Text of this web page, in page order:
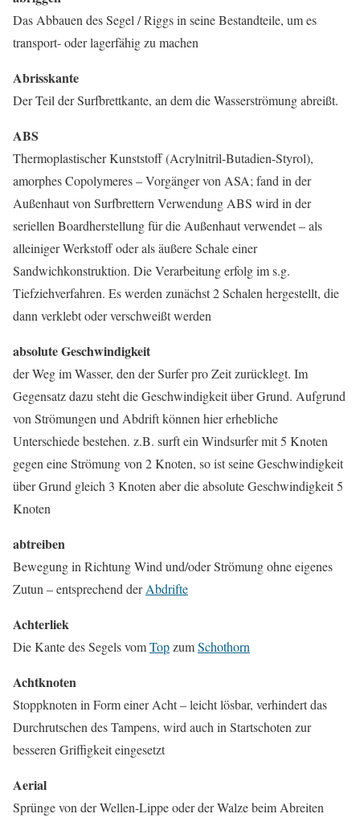
Das Abbauen des Segel / Riggs in seine Bestandteile, um es
transport- oder lagerfähig zu machen
Abrisskante
Der Teil der Surfbrettkante, an dem die Wasserströmung abreißt.
ABS
Thermoplastischer Kunststoff (Acrylnitril-Butadien-Styrol),
amorphes Copolymeres – Vorgänger von ASA; fand in der
Außenhaut von Surfbrettern Verwendung ABS wird in der
seriellen Boardherstellung für die Außenhaut verwendet – als
alleiniger Werkstoff oder als äußere Schale einer
Sandwichkonstruktion. Die Verarbeitung erfolg im s.g.
Tiefziehverfahren. Es werden zunächst 2 Schalen hergestellt, die
dann verklebt oder verschweißt werden
absolute Geschwindigkeit
der Weg im Wasser, den der Surfer pro Zeit zurücklegt. Im
Gegensatz dazu steht die Geschwindigkeit über Grund. Aufgrund
von Strömungen und Abdrift können hier erhebliche
Unterschiede bestehen. z.B. surft ein Windsurfer mit 5 Knoten
gegen eine Strömung von 2 Knoten, so ist seine Geschwindigkeit
über Grund gleich 3 Knoten aber die absolute Geschwindigkeit 5
Knoten
abtreiben
Bewegung in Richtung Wind und/oder Strömung ohne eigenes
Zutun – entsprechend derAbdrifte
Achterliek
Die Kante des Segels vomTopzumSchothorn
Achtknoten
Stoppknoten in Form einer Acht – leicht lösbar, verhindert das
Durchrutschen des Tampens, wird auch in Startschoten zur
besseren Griffigkeit eingesetzt
Aerial
Sprünge von der Wellen-Lippe oder der Walze beim Abreiten